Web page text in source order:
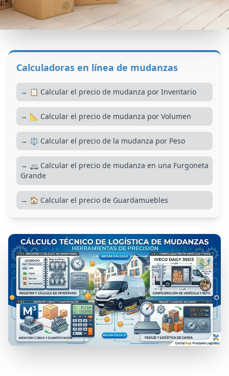
Calculadoras en línea de mudanzas
→ 📋 Calcular el precio de mudanza por Inventario
→ 📐 Calcular el precio de mudanza por Volumen
→ ⚖️ Calcular el precio de la mudanza por Peso
→ 🚐 Calcular el precio de mudanza en una Furgoneta
Grande
→ 🏠 Calcular el precio de Guardamuebles